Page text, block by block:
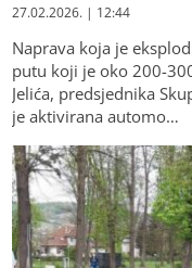
27.02.2026. | 12:44
Naprava koja je
putu koji je oko 200-
Jelića, predsjednika
je aktivirana automo…